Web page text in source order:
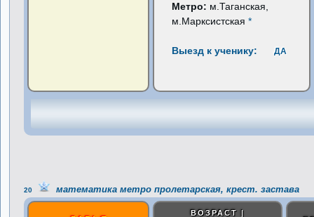
Метро: м.Таганская,
м.Марксистская*
Выезд к ученику: ДА
20 математика метро пролетарская, крест. застава
ВОЗРАСТ |